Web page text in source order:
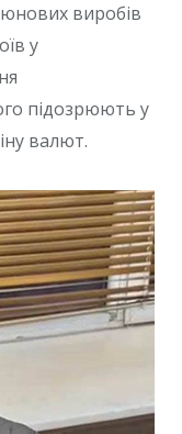
виробів
у
підозрюють у
валют.